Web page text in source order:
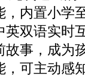
，内置小学
英双语实时
故事，成为
，可主动感